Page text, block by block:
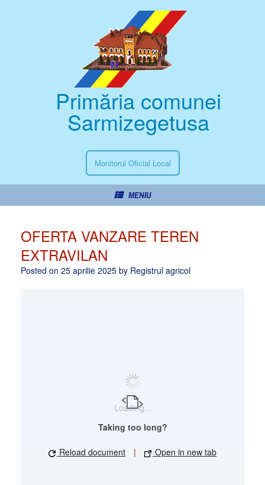
Primăria comunei
Sarmizegetusa
Monitorul Oficial Local
MENIU
OFERTA VANZARE TEREN
EXTRAVILAN
Posted on 25 aprilie 2025 by Registrul agricol
Loading...
Taking too long?
Reload document | Open in new tab